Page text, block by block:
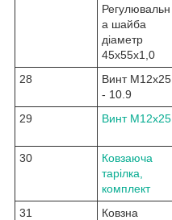
Регулювальн
а шайба
діаметр
45x55x1,0
28
Винт M12x25
- 10.9
29 Винт M12x25
30
Ковзаюча
тарілка,
комплект
31
Ковзна